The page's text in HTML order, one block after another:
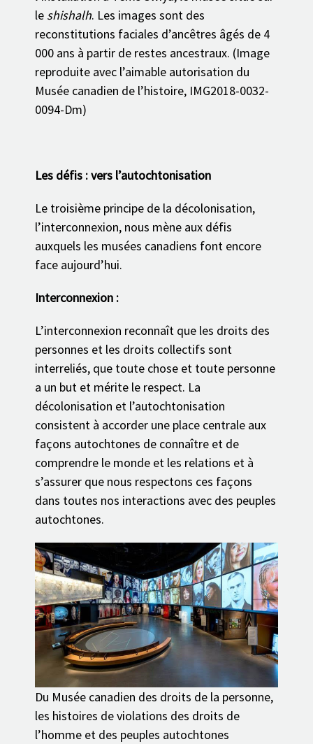
le shishalh. Les images sont des
reconstitutions faciales d’ancêtres âgés de 4
000 ans à partir de restes ancestraux. (Image
reproduite avec l’aimable autorisation du
Musée canadien de l’histoire, IMG2018-0032-
0094-Dm)
Les défis : vers l’autochtonisation
Le troisième principe de la décolonisation,
l’interconnexion, nous mène aux défis
auxquels les musées canadiens font encore
face aujourd’hui.
Interconnexion :
L’interconnexion reconnaît que les droits des
personnes et les droits collectifs sont
interreliés, que toute chose et toute personne
a un but et mérite le respect. La
décolonisation et l’autochtonisation
consistent à accorder une place centrale aux
façons autochtones de connaître et de
comprendre le monde et les relations et à
s’assurer que nous respectons ces façons
dans toutes nos interactions avec des peuples
autochtones.
Du Musée canadien des droits de la personne,
les histoires de violations des droits de
l’homme et des peuples autochtones